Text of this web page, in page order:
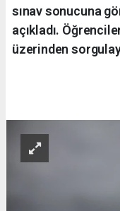
sınav sonucuna
açıkladı.
üzerinden